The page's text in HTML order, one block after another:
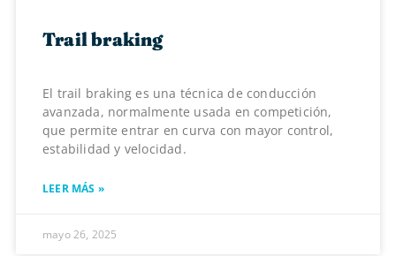
Trail braking
El trail braking es una técnica de conducción
avanzada, normalmente usada en competición,
que permite entrar en curva con mayor control,
estabilidad y velocidad.
LEER MÁS »
mayo 26, 2025